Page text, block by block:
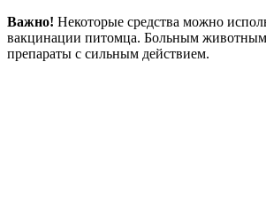
Важно! Некоторые средства можно
вакцинации питомца. Больным животным
препараты с сильным действием.